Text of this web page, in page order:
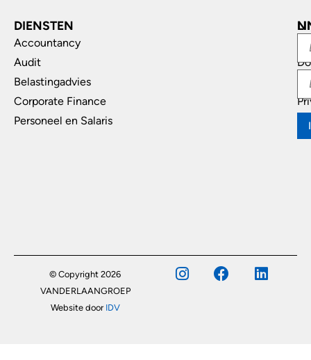
DIENSTEN
Accountancy
Audit
Belastingadvies
Corporate Finance
Personeel en Salaris
© Copyright 2026
VANDERLAANGROEP
Website door IDV